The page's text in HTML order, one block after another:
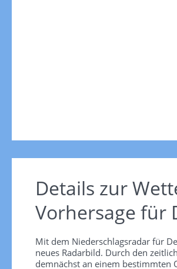
Details zur
Vorhersage für
Mit dem Niederschlagsradar für
neues Radarbild. Durch den
demnächst an einem bestimmten